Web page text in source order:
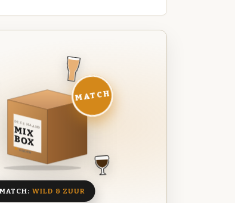
DEZE MAAND
MIX
BOX
8 BIEREN
MATCH
MATCH: WILD & ZUUR